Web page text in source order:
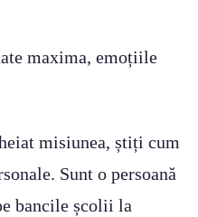
maxima, emoțiile
misiunea, știți cum
Sunt o persoană
bancile școlii la